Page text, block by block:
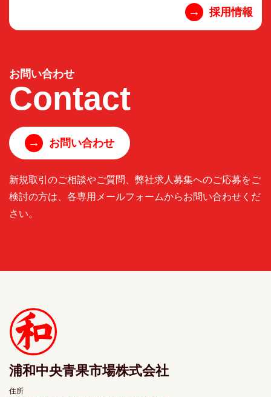
→ 採用情報
お問い合わせ
Contact
→ お問い合わせ
新規取引のご相談やご質問、弊社求人募集へのご応募をご
検討の方は、各専用メールフォームからお問い合わせくだ
さい。
浦和中央青果市場株式会社
住所